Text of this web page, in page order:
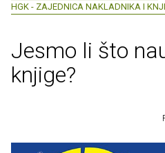
HGK - ZAJEDNICA NAKLADNIKA I
Jesmo li što
knjige?